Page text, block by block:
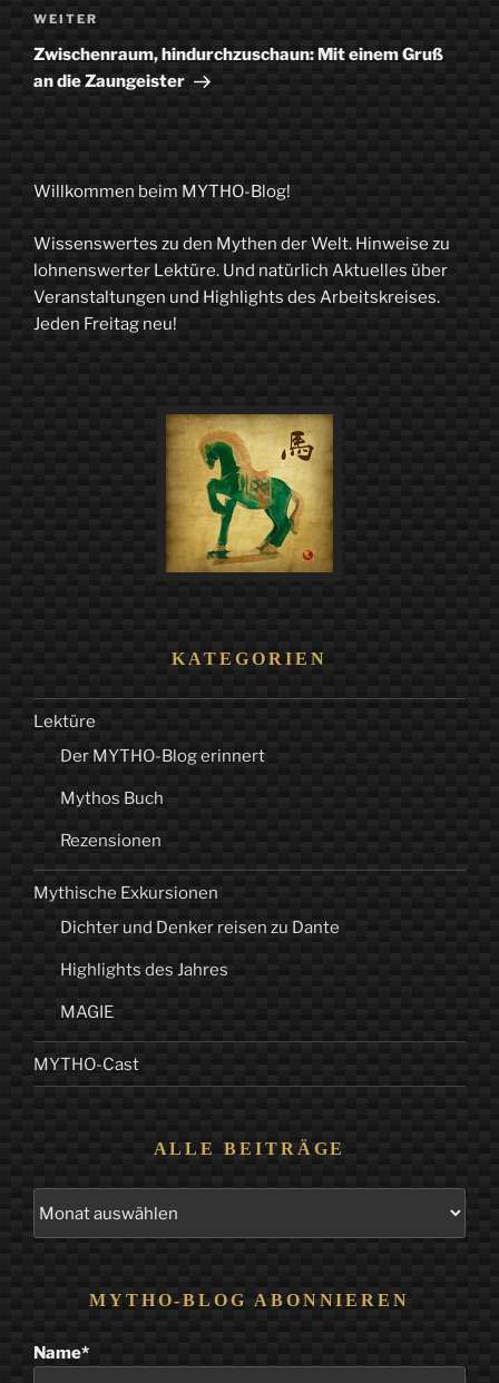
Nächster
Beitrag
WEITER
Zwischenraum, hindurchzuschaun: Mit einem Gruß
an die Zaungeister
Willkommen beim MYTHO-Blog!
Wissenswertes zu den Mythen der Welt. Hinweise zu
lohnenswerter Lektüre. Und natürlich Aktuelles über
Veranstaltungen und Highlights des Arbeitskreises.
Jeden Freitag neu!
KATEGORIEN
Lektüre
Der MYTHO-Blog erinnert
Mythos Buch
Rezensionen
Mythische Exkursionen
Dichter und Denker reisen zu Dante
Highlights des Jahres
MAGIE
MYTHO-Cast
ALLE BEITRÄGE
MYTHO-BLOG ABONNIEREN
Name*